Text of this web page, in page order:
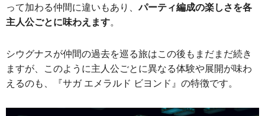
って加わる仲間に違いもあり、パーティ編成の楽しさを各
主人公ごとに味わえます。
シウグナスが仲間の過去を巡る旅はこの後もまだまだ続き
ますが、このように主人公ごとに異なる体験や展開が味わ
えるのも、『サガ エメラルド ビヨンド』の特徴です。